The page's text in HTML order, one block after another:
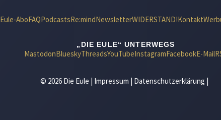
Eule-AboFAQPodcastsRe:mindNewsletterWIDERSTAND!Kontakt
„DIE EULE“ UNTERWEGS
MastodonBlueskyThreadsYouTubeInstagramFacebookE-Mail
© 2026 Die Eule | Impressum | Datenschutzerklärung |